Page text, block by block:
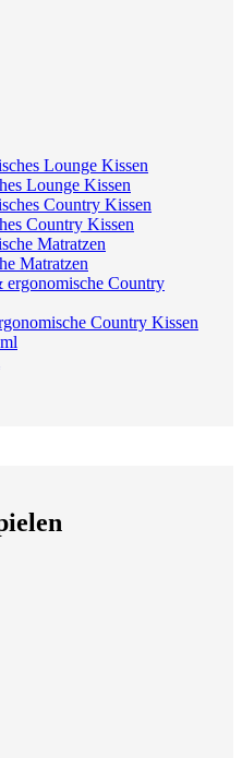
Lounge Kissen
Country Kissen
Matratzen
Country Kissen